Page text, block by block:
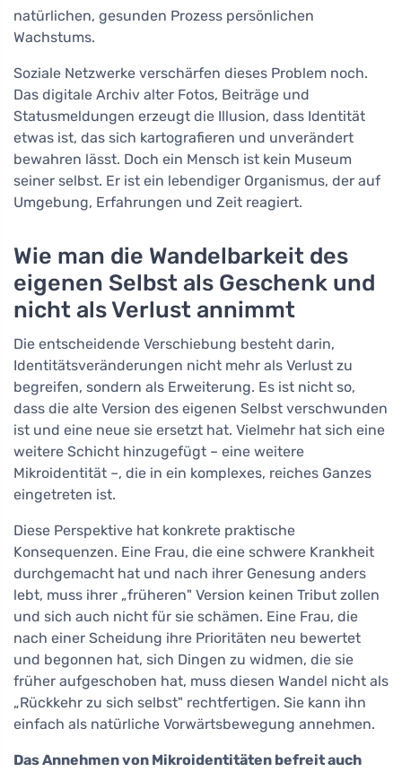
natürlichen, gesunden Prozess persönlichen
Wachstums.
Soziale Netzwerke verschärfen dieses Problem noch.
Das digitale Archiv alter Fotos, Beiträge und
Statusmeldungen erzeugt die Illusion, dass Identität
etwas ist, das sich kartografieren und unverändert
bewahren lässt. Doch ein Mensch ist kein Museum
seiner selbst. Er ist ein lebendiger Organismus, der auf
Umgebung, Erfahrungen und Zeit reagiert.
Wie man die Wandelbarkeit des
eigenen Selbst als Geschenk und
nicht als Verlust annimmt
Die entscheidende Verschiebung besteht darin,
Identitätsveränderungen nicht mehr als Verlust zu
begreifen, sondern als Erweiterung. Es ist nicht so,
dass die alte Version des eigenen Selbst verschwunden
ist und eine neue sie ersetzt hat. Vielmehr hat sich eine
weitere Schicht hinzugefügt – eine weitere
Mikroidentität –, die in ein komplexes, reiches Ganzes
eingetreten ist.
Diese Perspektive hat konkrete praktische
Konsequenzen. Eine Frau, die eine schwere Krankheit
durchgemacht hat und nach ihrer Genesung anders
lebt, muss ihrer „früheren" Version keinen Tribut zollen
und sich auch nicht für sie schämen. Eine Frau, die
nach einer Scheidung ihre Prioritäten neu bewertet
und begonnen hat, sich Dingen zu widmen, die sie
früher aufgeschoben hat, muss diesen Wandel nicht als
„Rückkehr zu sich selbst" rechtfertigen. Sie kann ihn
einfach als natürliche Vorwärtsbewegung annehmen.
Das Annehmen von Mikroidentitäten befreit auch